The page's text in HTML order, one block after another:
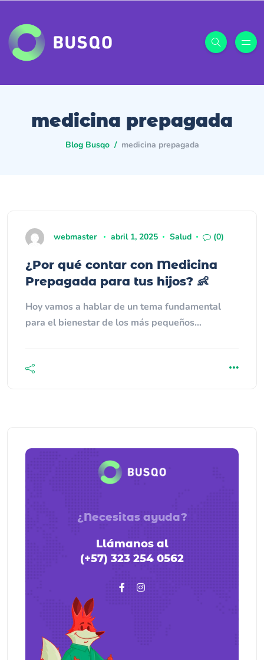
medicina prepagada
Blog Busqo medicina prepagada
webmaster abril 1, 2025 Salud (0)
¿Por qué contar con Medicina
Prepagada para tus hijos? 👶
Hoy vamos a hablar de un tema fundamental
para el bienestar de los más pequeños…
¿Necesitas ayuda?
Llámanos al
(+57) 323 254 0562